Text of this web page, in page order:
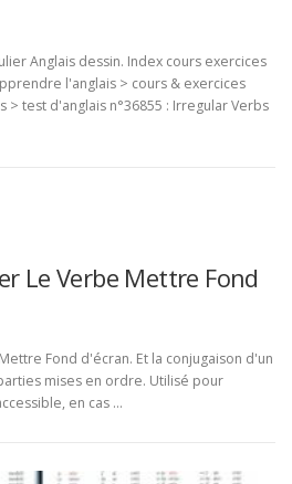
Anglais dessin. Index cours exercices
l'anglais > cours & exercices
> test d'anglais n°36855 : Irregular Verbs
Le Verbe Mettre Fond
Fond d'écran. Et la conjugaison d'un
mises en ordre. Utilisé pour
en cas …